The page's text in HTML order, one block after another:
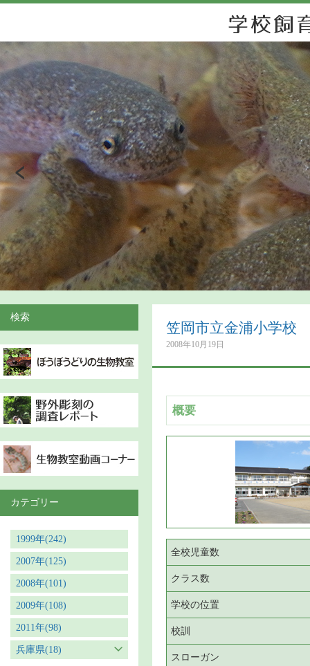
笠岡市立金浦小学校
2008年10月19日
概要
全校児童数
クラス数
学校の位置
校訓
スローガン
検索
カテゴリー
1999年(242)
2007年(125)
2008年(101)
2009年(108)
2011年(98)
兵庫県(18)